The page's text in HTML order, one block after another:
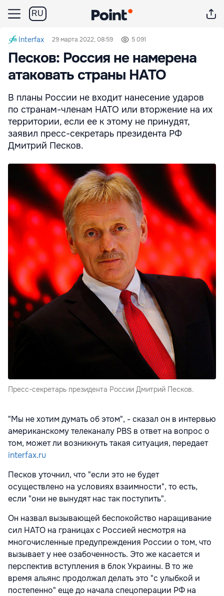
RU
Interfax 29 марта 2022, 08:59 5 091
Песков: Россия не намерена
атаковать страны НАТО
В планы России не входит нанесение ударов
по странам-членам НАТО или вторжение на их
территории, если ее к этому не принудят,
заявил пресс-секретарь президента РФ
Дмитрий Песков.
Пресс-секретарь президента России Дмитрий Песков.
"Мы не хотим думать об этом", - сказал он в интервью
американскому телеканалу PBS в ответ на вопрос о
том, может ли возникнуть такая ситуация, передает
interfax.ru
Песков уточнил, что "если это не будет
осуществлено на условиях взаимности", то есть,
если "они не вынудят нас так поступить".
Он назвал вызывающей беспокойство наращивание
сил НАТО на границах с Россией несмотря на
многочисленные предупреждения России о том, что
вызывает у нее озабоченность. Это же касается и
перспектив вступления в блок Украины. В то же
время альянс продолжал делать это "с улыбкой и
постепенно" еще до начала спецоперации РФ на